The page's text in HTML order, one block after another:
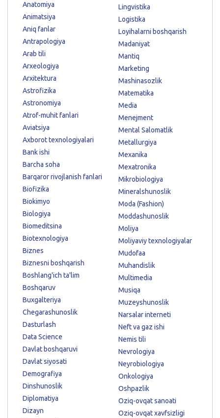
Anatomiya
Animatsiya
Aniq fanlar
Antrapologiya
Arab tili
Arxeologiya
Arxitektura
Astrofizika
Astronomiya
Atrof-muhit fanlari
Aviatsiya
Axborot texnologiyalari
Bank ishi
Barcha soha
Barqaror rivojlanish fanlari
Biofizika
Biokimyo
Biologiya
Biomeditsina
Biotexnologiya
Biznes
Biznesni boshqarish
Boshlang'ich ta'lim
Boshqaruv
Buxgalteriya
Chegarashunoslik
Dasturlash
Data Science
Davlat boshqaruvi
Davlat siyosati
Demografiya
Dinshunoslik
Diplomatiya
Dizayn
Lingvistika
Logistika
Loyihalarni boshqarish
Madaniyat
Mantiq
Marketing
Mashinasozlik
Matematika
Media
Menejment
Mental Salomatlik
Metallurgiya
Mexanika
Mexatronika
Mikrobiologiya
Mineralshunoslik
Moda (Fashion)
Moddashunoslik
Moliya
Moliyaviy texnologiyalar
Mudofaa
Muhandislik
Multimedia
Musiqa
Muzeyshunoslik
Narsalar interneti
Neft va gaz ishi
Nemis tili
Nevrologiya
Neyrobiologiya
Onkologiya
Oshpazlik
Oziq-ovqat sanoati
Oziq-ovqat xavfsizligi